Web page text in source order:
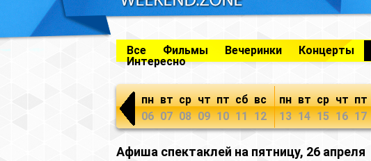
Все Фильмы Вечеринки Концерты
Интересно
пн
06
вт
07
ср
08
чт
09
пт
10
сб
11
вс
12
пн
13
вт
14
ср
15
чт
16
пт
17
Афиша спектаклей на пятницу, 26 апреля